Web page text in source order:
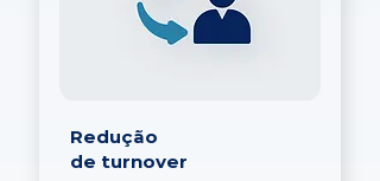
Redução
de turnover